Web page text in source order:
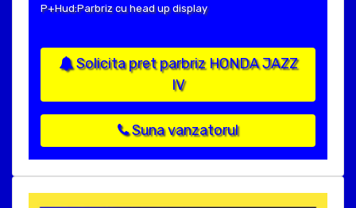
P+Hud:Parbriz cu head up display
Solicita pret parbriz HONDA JAZZ
IV
Suna vanzatorul